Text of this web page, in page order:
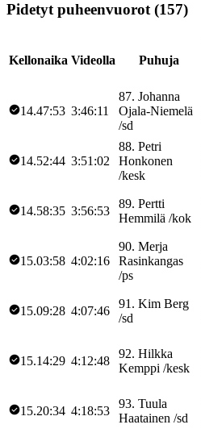
Pidetyt puheenvuorot (157)
Kellonaika Videolla Puhuja
14.47:53 3:46:11
87. Johanna
Ojala-Niemelä
/sd
14.52:44 3:51:02
88. Petri
Honkonen
/kesk
14.58:35 3:56:53
89. Pertti
Hemmilä /kok
15.03:58 4:02:16
90. Merja
Rasinkangas
/ps
15.09:28 4:07:46
91 . Kim Berg
/sd
15.14:29 4:12:48
92. Hilkka
Kemppi /kesk
15.20:34 4:18:53
93. Tuula
Haatainen /sd